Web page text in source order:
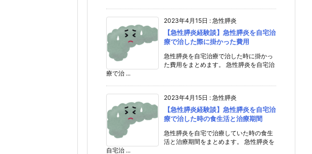
2023年4月15日 : 急性膵炎
【急性膵炎経験談】急性膵炎を自宅治
療で治した際に掛かった費用
急性膵炎を自宅治療で治した時に掛かっ
た費用をまとめます。 急性膵炎を自宅治
療で治 ...
2023年4月15日 : 急性膵炎
【急性膵炎経験談】急性膵炎を自宅治
療で治した時の食生活と治療期間
急性膵炎を自宅で治療していた時の食生
活と治療期間をまとめます。 急性膵炎を
自宅治 ...